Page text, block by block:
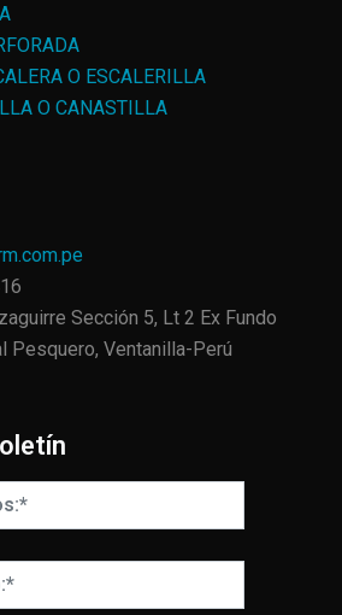
O ESCALERILLA
O CANASTILLA
Sección 5, Lt 2 Ex Fundo
Pesquero, Ventanilla-Perú